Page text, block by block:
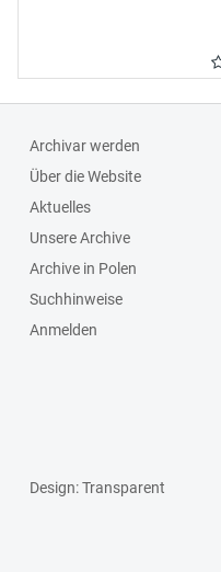
Archivar werden
Über die Website
Aktuelles
Unsere Archive
Archive in Polen
Suchhinweise
Anmelden
Design: Transparent